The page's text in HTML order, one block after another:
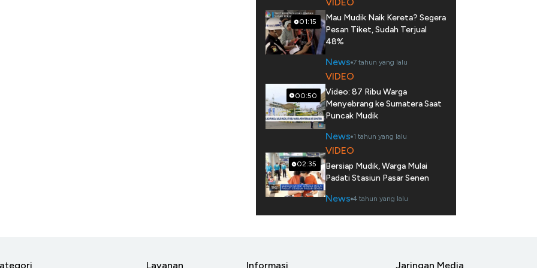
01:15
Mau Mudik Naik Kereta? Segera
Pesan Tiket, Sudah Terjual
48%
News 7 tahun yang lalu
00:50
VIDEO
Video: 87 Ribu Warga
Menyebrang ke Sumatera Saat
Puncak Mudik
News 1 tahun yang lalu
02:35
VIDEO
Bersiap Mudik, Warga Mulai
Padati Stasiun Pasar Senen
News 4 tahun yang lalu
Layanan Informasi Jaringan Media